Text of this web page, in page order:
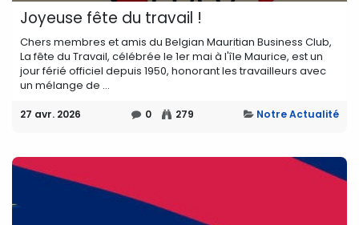
Joyeuse fête du travail !
Chers membres et amis du Belgian Mauritian Business Club,
La fête du Travail, célébrée le 1er mai à l'île Maurice, est un
jour férié officiel depuis 1950, honorant les travailleurs avec
un mélange de ...
27 avr. 2026 0 279 Notre Actualité